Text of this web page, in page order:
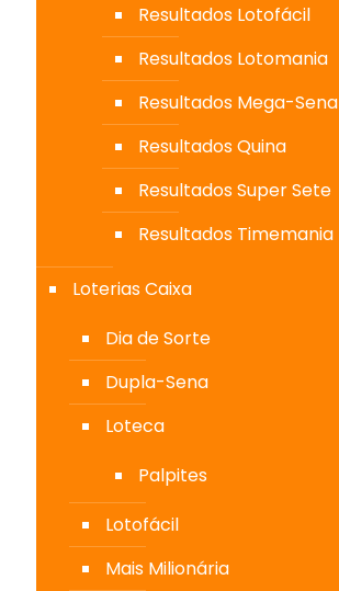
Resultados Lotofácil
Resultados Lotomania
Resultados Mega-Sena
Resultados Quina
Resultados Super Sete
Resultados Timemania
Loterias Caixa
Dia de Sorte
Dupla-Sena
Loteca
Palpites
Lotofácil
Mais Milionária